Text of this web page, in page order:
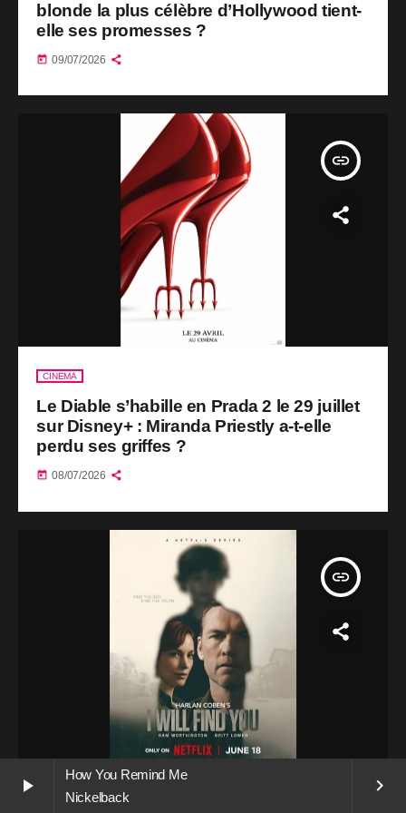
play_arrow
How You Remind Me
Nickelback
keyboard_arrow_right
blonde la plus célèbre d’Hollywood tient-
elle ses promesses ?
today 09/07/2026
insert_link
CINEMA
Le Diable s’habille en Prada 2 le 29 juillet
sur Disney+ : Miranda Priestly a-t-elle
perdu ses griffes ?
today 08/07/2026
insert_link
TELEVISION